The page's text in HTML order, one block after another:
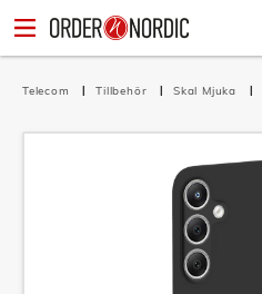
Telecom Tillbehör Skal Mjuka